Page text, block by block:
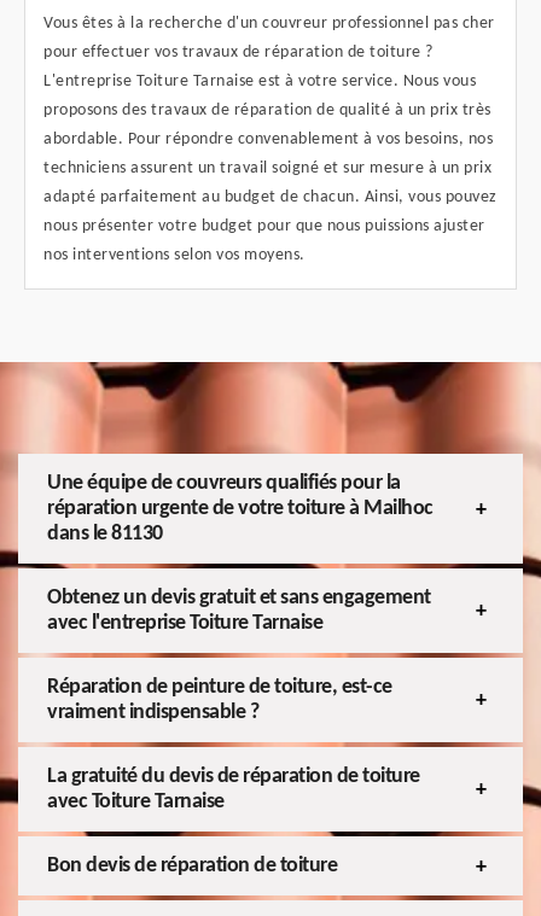
Vous êtes à la recherche d'un couvreur professionnel pas cher
pour effectuer vos travaux de réparation de toiture ?
L'entreprise Toiture Tarnaise est à votre service. Nous vous
proposons des travaux de réparation de qualité à un prix très
abordable. Pour répondre convenablement à vos besoins, nos
techniciens assurent un travail soigné et sur mesure à un prix
adapté parfaitement au budget de chacun. Ainsi, vous pouvez
nous présenter votre budget pour que nous puissions ajuster
nos interventions selon vos moyens.
Une équipe de couvreurs qualifiés pour la
réparation urgente de votre toiture à Mailhoc
dans le 81130
Obtenez un devis gratuit et sans engagement
avec l'entreprise Toiture Tarnaise
Réparation de peinture de toiture, est-ce
vraiment indispensable ?
La gratuité du devis de réparation de toiture
avec Toiture Tarnaise
Bon devis de réparation de toiture